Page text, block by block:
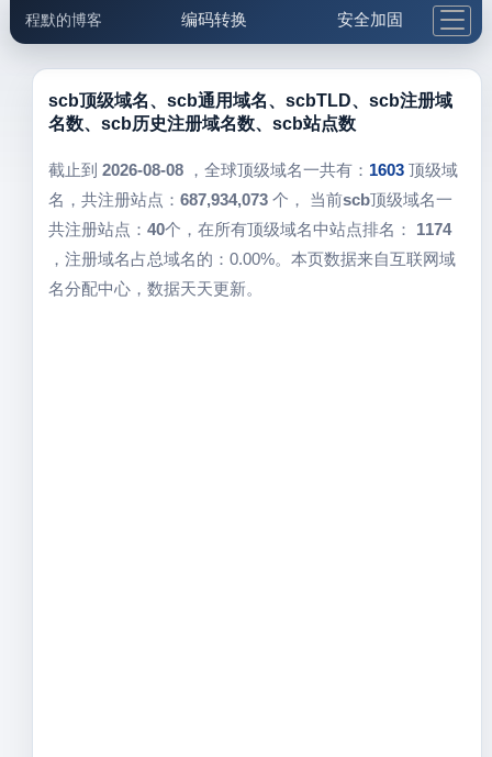
程默的博客 编码转换 安全加固
邮件工具 生活便民 更多工具
5.1支付宝大红包
scb顶级域名、scb通用域名、scbTLD、scb注册域
名数、scb历史注册域名数、scb站点数
截止到 2026-08-08，全球顶级域名一共有： 1603 顶级域
名，共注册站点： 687,934,073 个， 当前scb顶级域名一
共注册站点： 40个，在所有顶级域名中站点排名： 1174
，注册域名占总域名的：0.00%。本页数据来自互联网域
名分配中心，数据天天更新。